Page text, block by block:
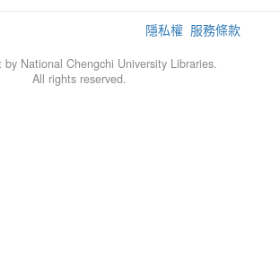
隱私權 服務條款
National Chengchi University Libraries.
All rights reserved.